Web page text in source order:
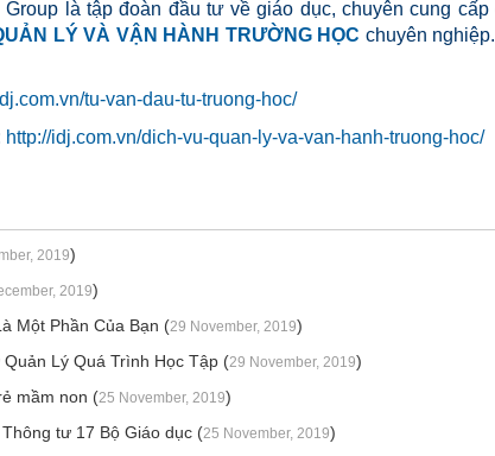
Group là tập đoàn đầu tư về giáo dục, chuyên cung cấp
LÝ VÀ VẬN HÀNH TRƯỜNG HỌC chuyên
tu-van-dau-tu-truong-hoc/
http://idj.com.vn/dich-vu-quan-ly-va-van-hanh-truong-hoc/
2019)
2019)
Một Phần Của Bạn (29 November, 2019)
Lý Quá Trình Học Tập (29 November, 2019)
mầm non (25 November, 2019)
tư 17 Bộ Giáo dục (25 November, 2019)